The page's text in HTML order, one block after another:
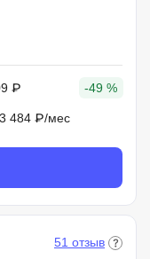
₽ -49 %
3 484 ₽/мес
51 отзыв